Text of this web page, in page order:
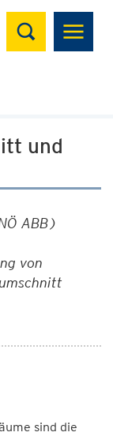
Suchen
und
ABB)
von
sind die